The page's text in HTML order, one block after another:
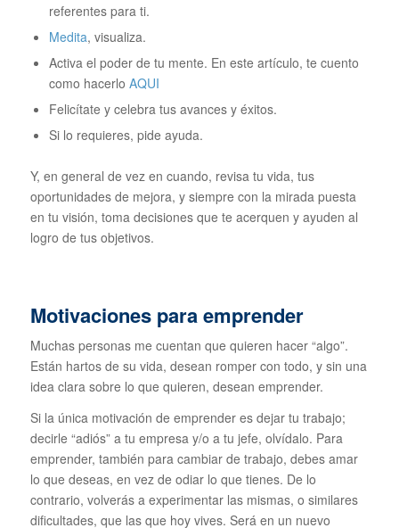
referentes para ti.
Medita, visualiza.
Activa el poder de tu mente. En este artículo, te cuento
como hacerlo AQUI
Felicítate y celebra tus avances y éxitos.
Si lo requieres, pide ayuda.
Y, en general de vez en cuando, revisa tu vida, tus
oportunidades de mejora, y siempre con la mirada puesta
en tu visión, toma decisiones que te acerquen y ayuden al
logro de tus objetivos.
Motivaciones para emprender
Muchas personas me cuentan que quieren hacer “algo”.
Están hartos de su vida, desean romper con todo, y sin una
idea clara sobre lo que quieren, desean emprender.
Si la única motivación de emprender es dejar tu trabajo;
decirle “adiós” a tu empresa y/o a tu jefe, olvídalo. Para
emprender, también para cambiar de trabajo, debes amar
lo que deseas, en vez de odiar lo que tienes. De lo
contrario, volverás a experimentar las mismas, o similares
dificultades, que las que hoy vives. Será en un nuevo